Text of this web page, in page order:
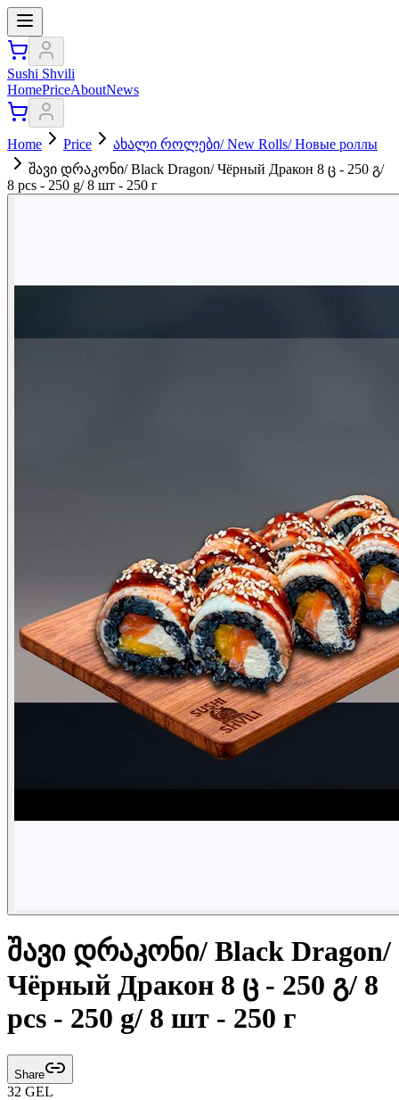
Sushi Shvili
HomePriceAboutNews
Home Price
ახალი როლები/ New Rolls/ Новые роллы
შავი დრაკონი/ Black Dragon/ Чёрный Дракон 8 ც - 250 გ/
8 pcs - 250 g/ 8 шт - 250 г
შავი დრაკონი/ Black Dragon/
Чёрный Дракон 8 ც - 250 გ/ 8
pcs - 250 g/ 8 шт - 250 г
Share
32 GEL